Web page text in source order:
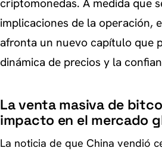
criptomonedas. A medida que
implicaciones de la operación,
afronta un nuevo capítulo que
dinámica de precios y la
La venta masiva de
impacto en el mercado
La noticia de que China vendió